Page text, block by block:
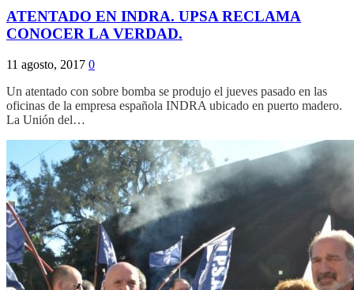
ATENTADO EN INDRA. UPSA RECLAMA
CONOCER LA VERDAD.
11 agosto, 2017 0
Un atentado con sobre bomba se produjo el jueves pasado en las
oficinas de la empresa española INDRA ubicado en puerto madero.
La Unión del…